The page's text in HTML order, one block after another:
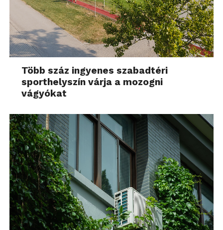
Több száz ingyenes szabadtéri
sporthelyszín várja a mozogni
vágyókat